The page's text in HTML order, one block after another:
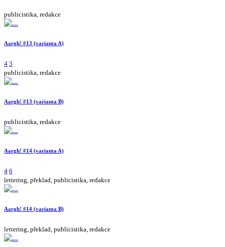
publicistika, redakce
Aargh! #13 (varianta A)
4 3
publicistika, redakce
Aargh! #13 (varianta B)
publicistika, redakce
Aargh! #14 (varianta A)
4 6
lettering, překlad, publicistika, redakce
Aargh! #14 (varianta B)
lettering, překlad, publicistika, redakce